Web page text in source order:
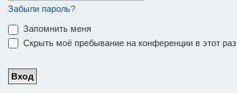
Забыли пароль?
Запомнить меня
Скрыть моё пребывание на конференции в этот раз